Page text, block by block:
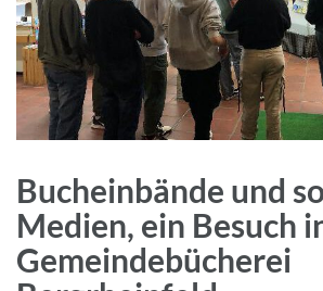
Bucheinbände und
Medien, ein Besuch
Gemeindebücherei